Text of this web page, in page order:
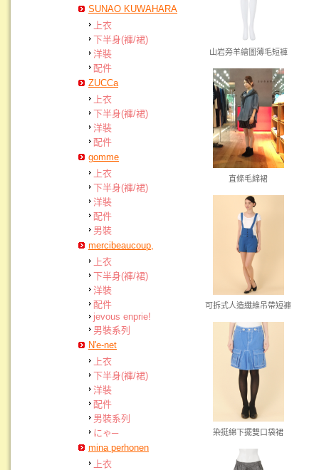
SUNAO KUWAHARA
上衣
下半身(褲/裙)
洋裝
配件
ZUCCa
上衣
下半身(褲/裙)
洋裝
配件
gomme
上衣
下半身(褲/裙)
洋裝
配件
男裝
mercibeaucoup,
上衣
下半身(褲/裙)
洋裝
配件
jevous enprie!
男裝系列
N'e-net
上衣
下半身(褲/裙)
洋裝
配件
男裝系列
にゃ─
mina perhonen
上衣
山岩旁羊繪圖薄毛短褲
直條毛綿裙
可拆式人造纖維吊帶短褲
染挺綿下擺雙口袋裙